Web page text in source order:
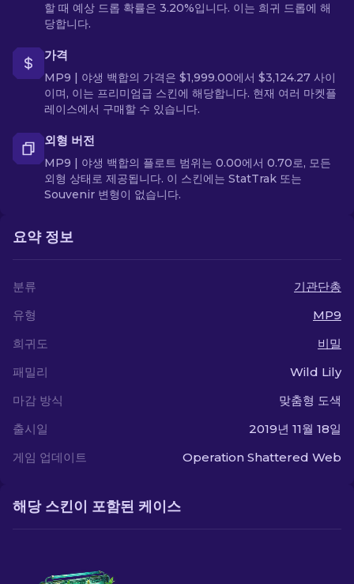
할 때 예상 드롭 확률은 3.20%입니다. 이는 희귀 드롭에 해
당합니다.
가격
MP9 | 야생 백합의 가격은 $1,999.00에서 $3,124.27 사이
이며, 이는 프리미엄급 스킨에 해당합니다. 현재 여러 마켓플
레이스에서 구매할 수 있습니다.
외형 버전
MP9 | 야생 백합의 플로트 범위는 0.00에서 0.70로, 모든
외형 상태로 제공됩니다. 이 스킨에는 StatTrak 또는
Souvenir 변형이 없습니다.
요약 정보
분류
기관단총
유형
MP9
희귀도
비밀
패밀리
Wild Lily
마감 방식
맞춤형 도색
출시일
2019년 11월 18일
게임 업데이트
Operation Shattered Web
해당 스킨이 포함된 케이스